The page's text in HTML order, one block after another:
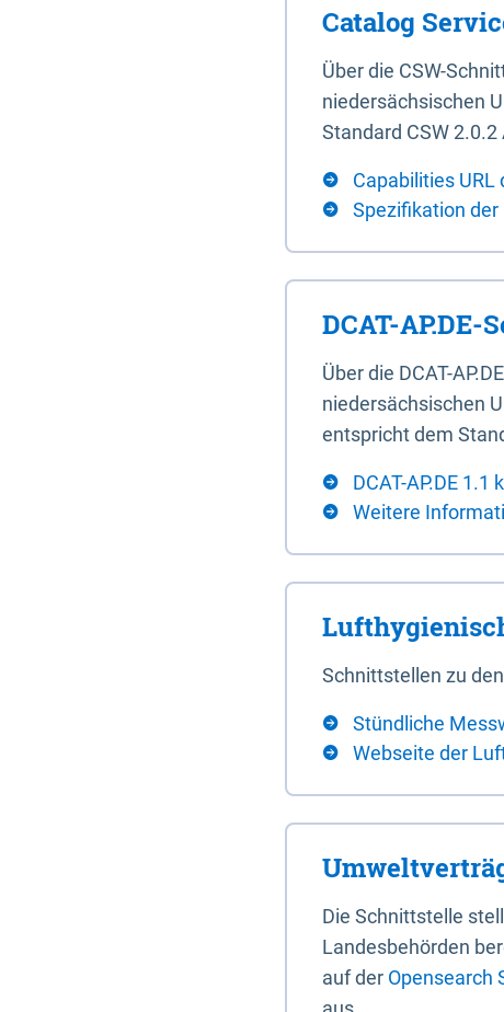
Catalog
Über die CSW-
niedersächsischen
Standard CSW 2.0.2
Capabilities URL
Spezifikation der
DCAT-
Über die DCAT-
niedersächsischen
entspricht dem
DCAT-AP.DE
Weitere
Schnittstellen zu
Stündliche
Webseite der
Die Schnittstelle
Landesbehörden
auf der Opensearch